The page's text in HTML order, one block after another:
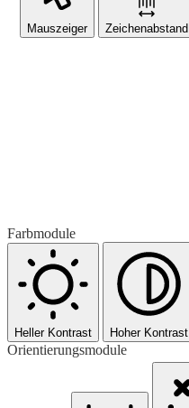
Mauszeiger Zeichenabstand
Farbmodule
Heller Kontrast Hoher Kontrast
Orientierungsmodule